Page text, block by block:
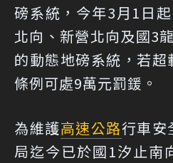
磅系統，今年3月1日
北向、新營北向及國3
的動態地磅系統，若
條例可處9萬元罰鍰。
為維護高速公路行車安
局迄今已於國1汐止南